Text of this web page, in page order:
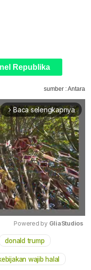
Republika
sumber : Antara
arrow_forward_ios Baca selengkapnya
Mute
Powered by GliaStudios
donald trump
wajib halal